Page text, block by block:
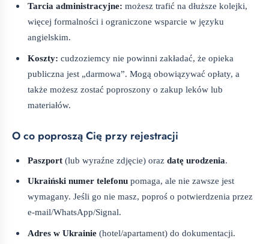
Tarcia administracyjne: możesz trafić na dłuższe kolejki,
więcej formalności i ograniczone wsparcie w języku
angielskim.
Koszty: cudzoziemcy nie powinni zakładać, że opieka
publiczna jest „darmowa”. Mogą obowiązywać opłaty, a
także możesz zostać poproszony o zakup leków lub
materiałów.
O co poproszą Cię przy rejestracji
Paszport (lub wyraźne zdjęcie) orazdatę urodzenia.
Ukraiński numer telefonu pomaga, ale nie zawsze jest
wymagany. Jeśli go nie masz, poproś o potwierdzenia przez
e-mail/WhatsApp/Signal.
Adres w Ukrainie (hotel/apartament) do dokumentacji.